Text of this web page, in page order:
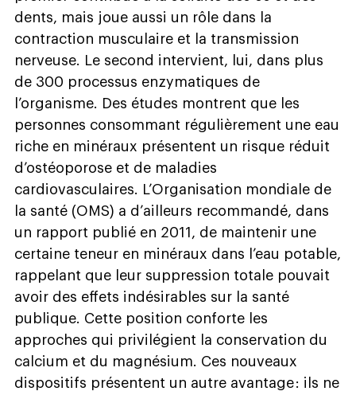
dents, mais joue aussi un rôle dans la
contraction musculaire et la transmission
nerveuse. Le second intervient, lui, dans plus
de 300 processus enzymatiques de
l’organisme. Des études montrent que les
personnes consommant régulièrement une eau
riche en minéraux présentent un risque réduit
d’ostéoporose et de maladies
cardiovasculaires. L’Organisation mondiale de
la santé (OMS) a d’ailleurs recommandé, dans
un rapport publié en 2011, de maintenir une
certaine teneur en minéraux dans l’eau potable,
rappelant que leur suppression totale pouvait
avoir des effets indésirables sur la santé
publique. Cette position conforte les
approches qui privilégient la conservation du
calcium et du magnésium. Ces nouveaux
dispositifs présentent un autre avantage : ils ne